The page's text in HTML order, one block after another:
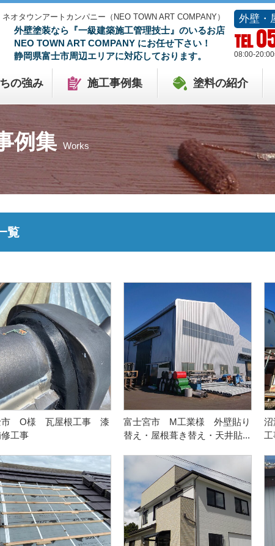
オタウンアートカンパニー（NEO TOWN ART COMPANY）
外壁塗装なら『一級建築施工管理技士』のいるお店
NEO TOWN ART COMPANY にお任せ下さい！
静岡県富士市周辺エリアに対応しております。
外壁・
TEL
08:00-20:00
の強み 施工事例集 塗料の紹介
例集Works
覧
市 O様 瓦屋根工事 漆
工事
富士宮市 M工業様 外壁貼り
替え・屋根葺き替え・天井貼...